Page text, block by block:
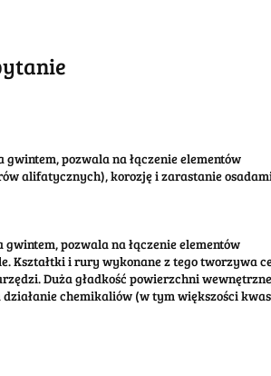
pozwala na łączenie elementów
alifatycznych), korozję i zarastanie
pozwala na łączenie elementów
Kształtki i rury wykonane z tego tworzywa
Duża gładkość powierzchni
chemikaliów (w tym większości